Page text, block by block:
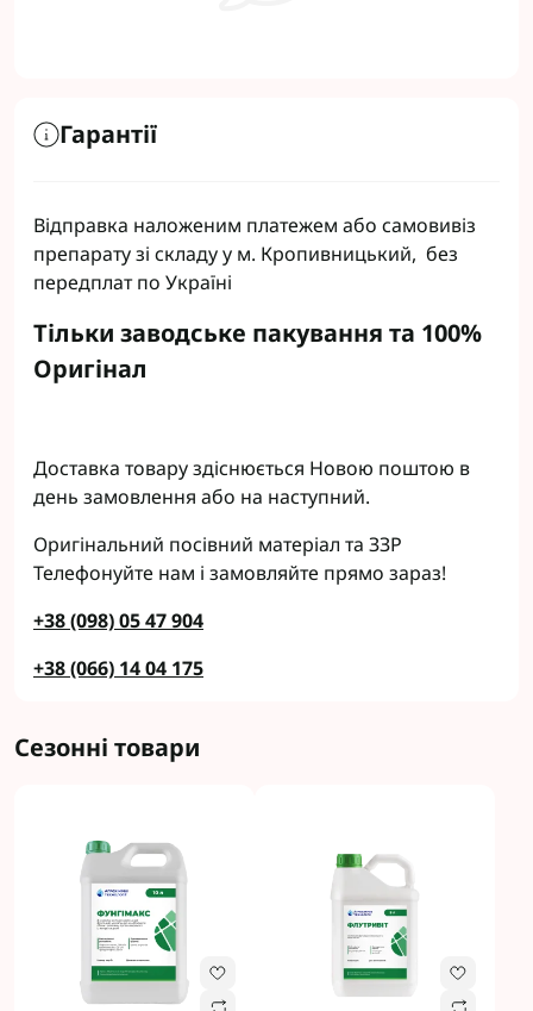
Гарантії
Відправка наложеним платежем або самовивіз
препарату зі складу у м. Кропивницький, без
передплат по Україні
Тільки заводське пакування та 100%
Оригінал
Доставка товару здіснюється Новою поштою в
день замовлення або на наступний.
Оригінальний посівний матеріал та ЗЗР
Телефонуйте нам і замовляйте прямо зараз!
+38 (098) 05 47 904
+38 (066) 14 04 175
Сезонні товари